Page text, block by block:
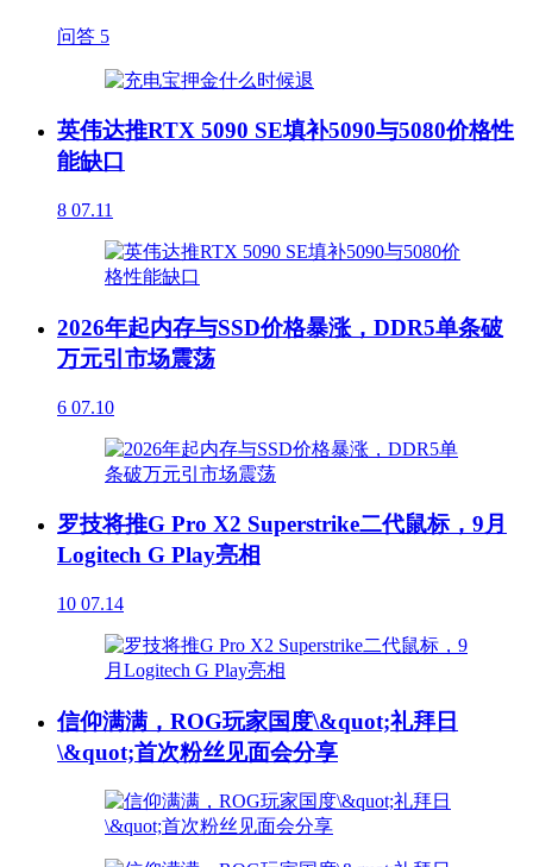
问答 5
英伟达推RTX 5090 SE填补5090与5080价格性
能缺口
8 07.11
2026年起内存与SSD价格暴涨，DDR5单条破
万元引市场震荡
6 07.10
罗技将推G Pro X2 Superstrike二代鼠标，9月
Logitech G Play亮相
10 07.14
信仰满满，ROG玩家国度\&quot;礼拜日
\&quot;首次粉丝见面会分享